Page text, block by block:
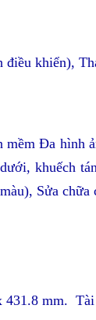
khiển),
Đa hình
khuếch
Sửa chữa
431.8 mm. Tài